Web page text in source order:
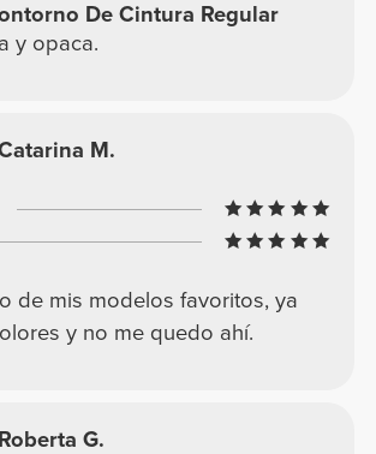
De Cintura Regular
y opaca.
M.
de mis modelos favoritos, ya
y no me quedo ahí.
Roberta G.